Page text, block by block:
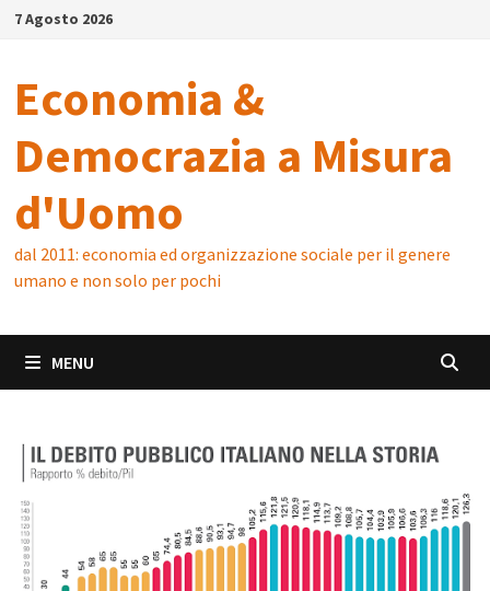
Skip7 Agosto 2026
Economia &
Democrazia a Misura
d'Uomo
dal 2011: economia ed organizzazione sociale per il genere
umano e non solo per pochi
MENU